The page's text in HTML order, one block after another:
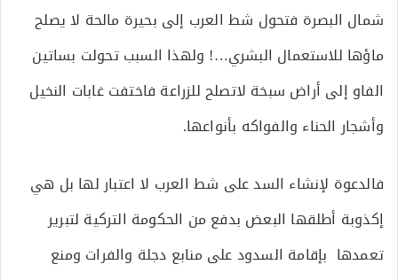
شمال البصرة فتحول شط العرب إلى بحيرة مالحة لا يصلح
ماؤها للاستعمال البشري…! ولهذا السبب تحولت بساتين
الفاو إلى أراض سبخة لاتصلح للزراعة فاختفت غابات النخيل
وأشجار الحناء والفواكه بأنواعها.
فالدعوة لإنشاء السد على شط العرب لا اعتبار لها بل هي
إكذوبة أطلقها البعض بدفع من الحكومة التركية لتبرير
تعمدها بإقامة السدود على منابع دجلة والفرات ومنع